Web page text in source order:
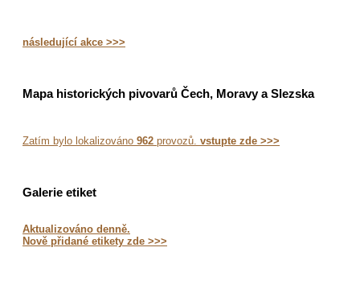
následující akce >>>
Mapa historických pivovarů Čech, Moravy a Slezska
Zatím bylo lokalizováno 962 provozů. vstupte zde >>>
Galerie etiket
Aktualizováno denně.
Nově přidané etikety zde >>>